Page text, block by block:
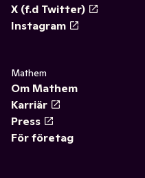
X (f.d Twitter)
Instagram
Mathem
Om Mathem
Karriär
Press
För företag